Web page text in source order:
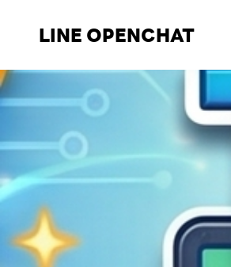
LINE OPENCHAT